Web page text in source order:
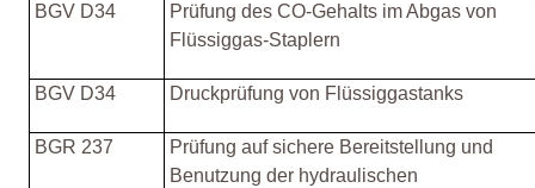
BGV D34
Prüfung des CO-Gehalts im Abgas von
Flüssiggas-Staplern
BGV D34 Druckprüfung von Flüssiggastanks
BGR 237
Prüfung auf sichere Bereitstellung und
Benutzung der hydraulischen